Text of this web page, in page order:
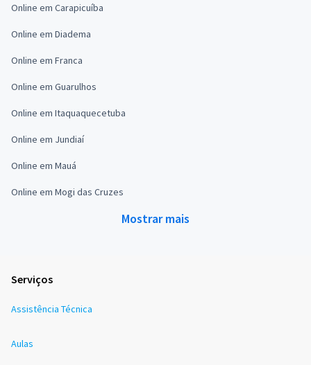
Online em Carapicuíba
Online em Diadema
Online em Franca
Online em Guarulhos
Online em Itaquaquecetuba
Online em Jundiaí
Online em Mauá
Online em Mogi das Cruzes
Mostrar mais
Serviços
Assistência Técnica
Aulas